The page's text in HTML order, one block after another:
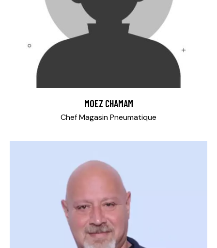
MOEZ CHAMAM
Chef Magasin Pneumatique